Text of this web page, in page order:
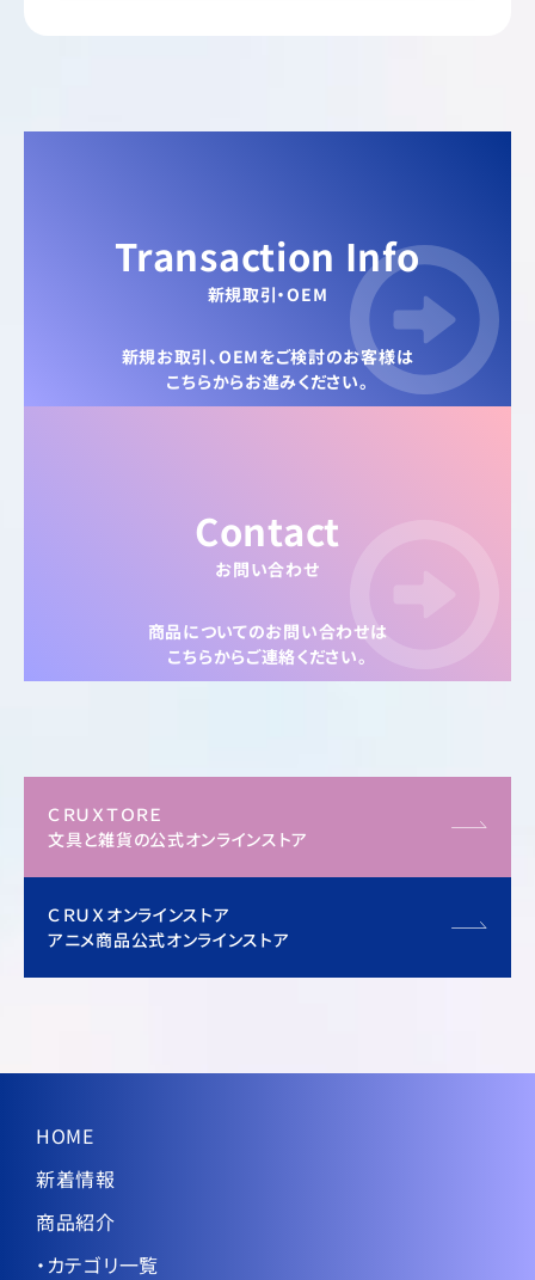
Transaction Info
新規取引・OEM
新規お取引、OEMをご検討のお客様は
こちらからお進みください。
Contact
お問い合わせ
商品についてのお問い合わせは
こちらからご連絡ください。
ＣＲＵＸＴＯＲＥ
文具と雑貨の公式オンラインストア
ＣＲＵＸオンラインストア
アニメ商品公式オンラインストア
HOME
新着情報
商品紹介
・カテゴリ一覧